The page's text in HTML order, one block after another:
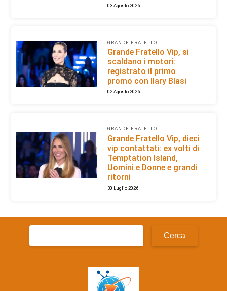
03 Agosto 2026
GRANDE FRATELLO
Grande Fratello Vip, si
scaldano i motori:
registrato il primo
promo con Ilary Blasi
02 Agosto 2026
GRANDE FRATELLO
Grande Fratello Vip, dieci
vip contattati: ex volti di
Temptation Island,
Uomini e Donne e grandi
ritorni
30 Luglio 2026